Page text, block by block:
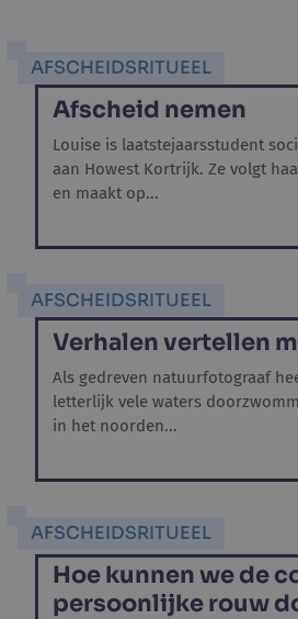
AFSCHEIDSRITUEEL
Afscheid nemen
Louise is laatstejaarsstudent
aan Howest Kortrijk. Ze volgt
en maakt op...
AFSCHEIDSRITUEEL
Verhalen vertellen
Als gedreven natuurfotograaf
letterlijk vele waters
in het noorden...
AFSCHEIDSRITUEEL
Hoe kunnen we de
persoonlijke rouw